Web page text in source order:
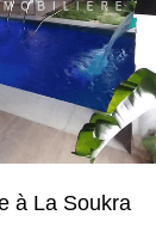
à La Soukra